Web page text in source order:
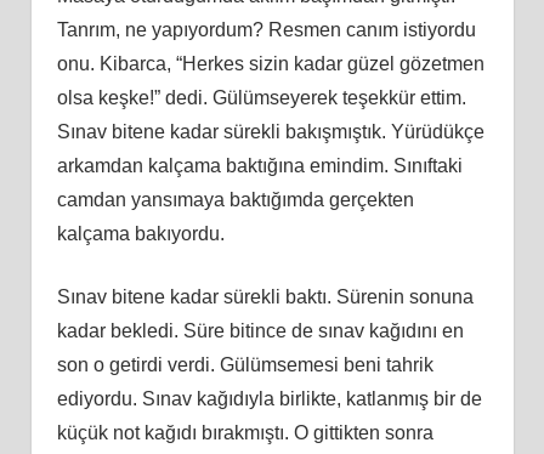
Tanrım, ne yapıyordum? Resmen canım istiyordu
onu. Kibarca, “Herkes sizin kadar güzel gözetmen
olsa keşke!” dedi. Gülümseyerek teşekkür ettim.
Sınav bitene kadar sürekli bakışmıştık. Yürüdükçe
arkamdan kalçama baktığına emindim. Sınıftaki
camdan yansımaya baktığımda gerçekten
kalçama bakıyordu.
Sınav bitene kadar sürekli baktı. Sürenin sonuna
kadar bekledi. Süre bitince de sınav kağıdını en
son o getirdi verdi. Gülümsemesi beni tahrik
ediyordu. Sınav kağıdıyla birlikte, katlanmış bir de
küçük not kağıdı bırakmıştı. O gittikten sonra